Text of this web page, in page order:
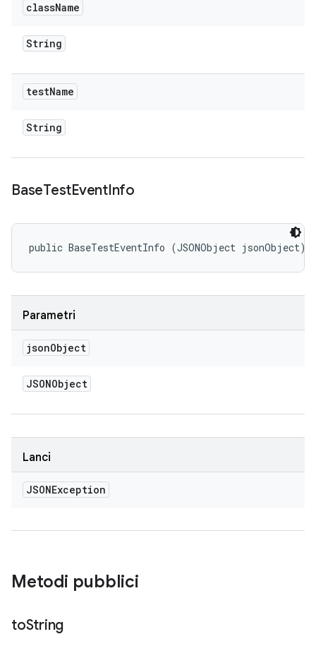
className
String
testName
String
BaseTestEventInfo
public BaseTestEventInfo (JSONObject jsonObject)
Parametri
jsonObject
JSONObject
Lanci
JSONException
Metodi pubblici
toString